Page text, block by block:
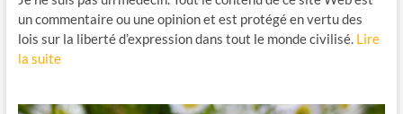
un commentaire ou une opinion et est protégé en vertu des
lois sur la liberté d’expression dans tout le monde civilisé. Lire
la suite